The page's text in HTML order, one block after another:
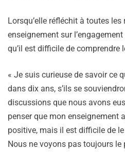
Lorsqu’elle réfléchit à toutes
enseignement sur
qu’il est difficile de comprendre
« Je suis curieuse de savoir ce
dans dix ans, s’ils se
discussions que nous avons
penser que mon enseignement
positive, mais il est difficile de
Nous ne voyons pas toujours le